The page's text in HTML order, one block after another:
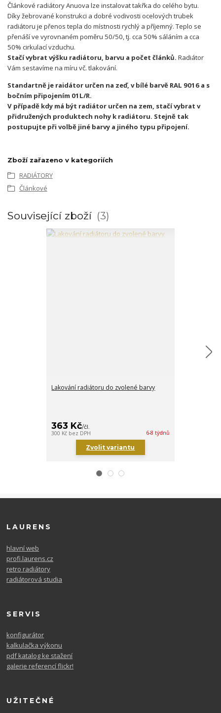
Článkové radiátory Anuova lze instalovat takřka do celého bytu.
Díky žebrované konstrukci a dobré vodivosti ocelových trubek
radiátoru je přenos tepla do místnosti rychlý a příjemný. Teplo se
přenáší ve vyrovnaném poměru 50/50, tj. cca 50% sáláním a cca
50% cirkulací vzduchu.
Stačí vybrat výšku radiátoru, barvu a počet článků. Radiátor
Vám sestavíme na míru vč. tlakování.
Standartně je raidátor určen na zeď, v bílé barvě RAL 9016 a s
bočním připojením 01L/R.
V případě kdy má být radiátor určen na zem, stačí vybrat v
přidružených produktech nohy k radiátoru. Stejně tak
postupujte při volbě jiné barvy a jiného typu připojení.
Zboží zařazeno v kategoriích
RADIÁTORY
Článkové
Související zboží 3
Lakování radiátoru do zvolené barvy
363 Kč/čl.
300 Kč bez DPH 6-8 týdnů
Zvolit variantu
LAURENS
hlavní web
profi.laurens.cz
retro radiátory
radiátorová studia
SERVIS
konfigurátor
kalkulačka výkonu
pdf katalog ke stažení
galerie referencí flickr!
UŽITEČNÉ